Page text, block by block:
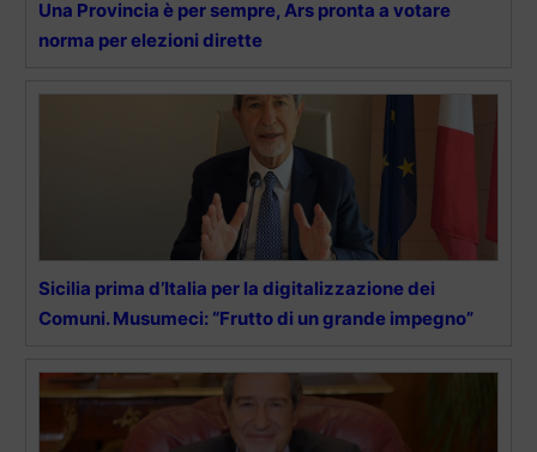
Una Provincia è per sempre, Ars pronta a votare
norma per elezioni dirette
Sicilia prima d’Italia per la digitalizzazione dei
Comuni. Musumeci: “Frutto di un grande impegno”